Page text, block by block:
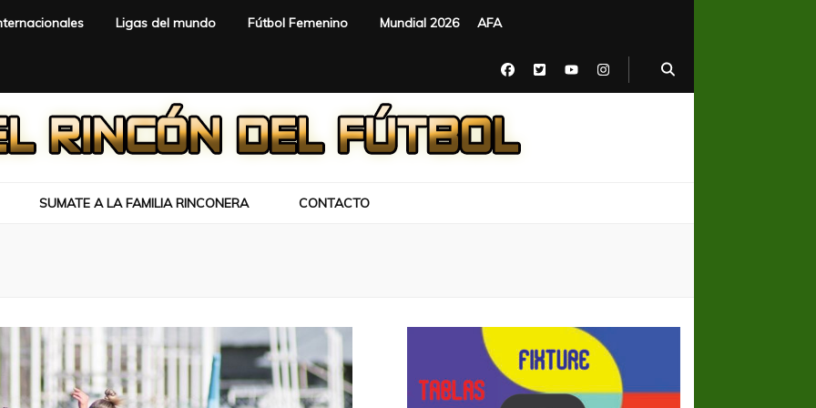
Ligas del mundo Fútbol Femenino Mundial 2026 AFA
SUMATE A LA FAMILIA RINCONERA CONTACTO